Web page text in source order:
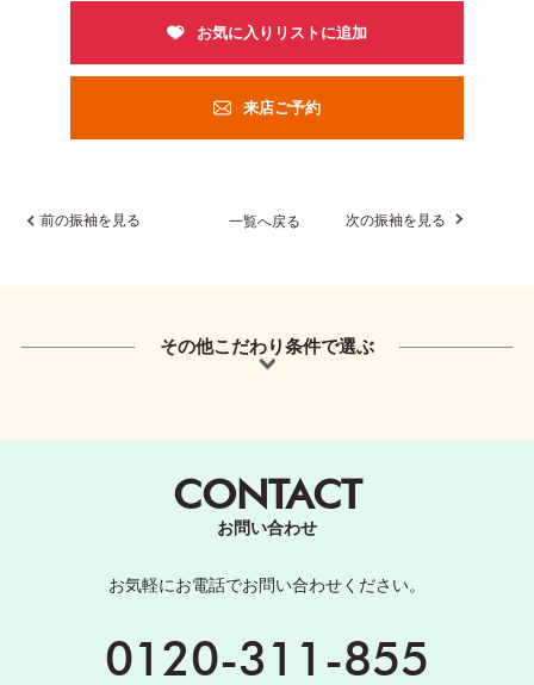
来店ご予約
前の振袖を見る 一覧へ戻る 次の振袖を見る
その他こだわり条件で選ぶ
CONTACT
お問い合わせ
お気軽にお電話でお問い合わせください。
0120-311-855